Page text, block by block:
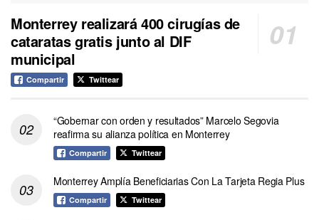
Monterrey realizará 400 cirugías de
cataratas gratis junto al DIF
municipal
Compartir Twittear
“Gobernar con orden y resultados” Marcelo Segovia
reafirma su alianza política en Monterrey
Compartir Twittear
Monterrey Amplía Beneficiarias Con La Tarjeta Regia Plus
Compartir Twittear